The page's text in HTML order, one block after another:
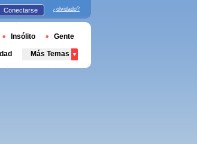
Conectarse ¿olvidado?
Insólito Gente
Más Temas